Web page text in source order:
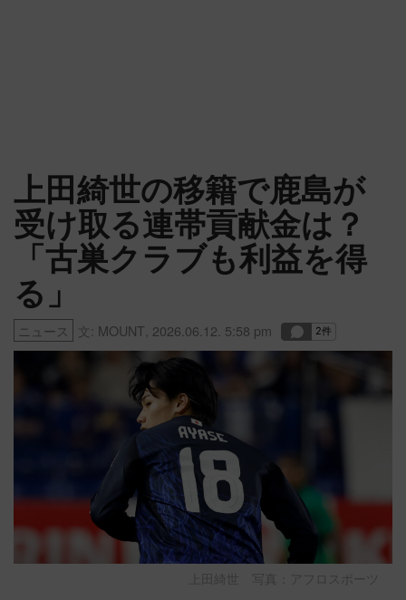
上田綺世の移籍で鹿島が
受け取る連帯貢献金は？
「古巣クラブも利益を得
る」
ニュース 文: MOUNT 2026.06.12. 5:58 pm
上田綺世 写真：アフロスポーツ